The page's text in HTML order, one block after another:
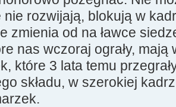
nie rozwijają, blokują w
zmienia od na ławce
nas wczoraj ograły, mają
które 3 lata temu
składu, w szerokiej